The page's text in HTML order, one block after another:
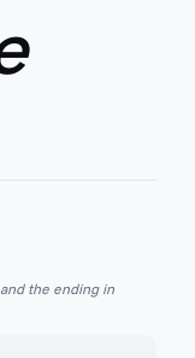
the ending in